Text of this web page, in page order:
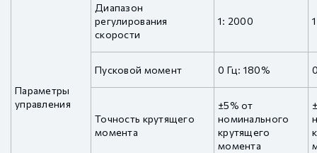
Параметры
управления
Диапазон
регулирования
скорости
1: 2000
Пусковой момент 0 Гц: 180%
Точность крутящего
момента
±5% от
номинального
крутящего
момента